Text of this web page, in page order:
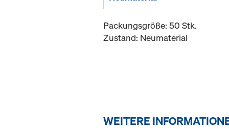
Packungsgröße: 50 Stk.
Zustand: Neumaterial
WEITERE